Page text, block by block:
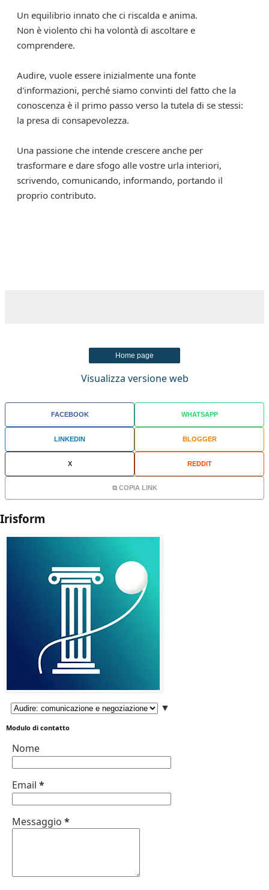
Un equilibrio innato che ci riscalda e anima.
Non è violento chi ha volontà di ascoltare e
comprendere.
Audire, vuole essere inizialmente una fonte
d'informazioni, perché siamo convinti del fatto che la
conoscenza è il primo passo verso la tutela di se stessi:
la presa di consapevolezza.
Una passione che intende crescere anche per
trasformare e dare sfogo alle vostre urla interiori,
scrivendo, comunicando, informando, portando il
proprio contributo.
Home page
Visualizza versione web
FACEBOOK WHATSAPP
LINKEDIN BLOGGER
X REDDIT
⧉ COPIA LINK
Irisform
▼
Modulo di contatto
Nome
Email *
Messaggio *